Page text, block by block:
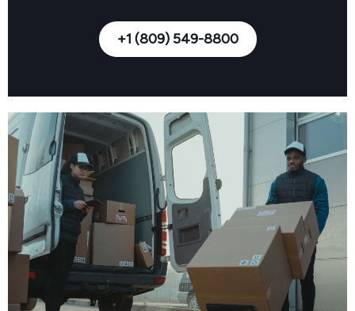
+1 (809) 549-8800